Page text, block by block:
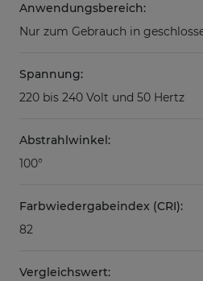
Anwendungsbereich:
Nur zum Gebrauch in
Spannung:
220 bis 240 Volt und 50 Hertz
Abstrahlwinkel:
100°
Farbwiedergabeindex (CRI):
82
Vergleichswert: